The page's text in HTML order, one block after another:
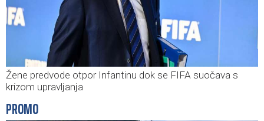
Žene predvode otpor Infantinu dok se FIFA suočava s
krizom upravljanja
PROMO